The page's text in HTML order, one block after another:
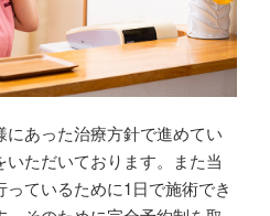
あった治療方針で進めてい
いただいております。また当
ているために1日で施術でき